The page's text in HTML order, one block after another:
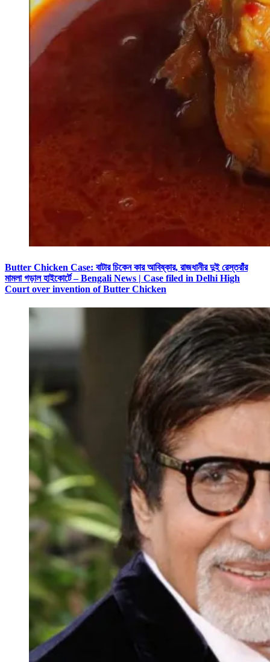
Butter Chicken Case: বাটার চিকেন কার আবিষ্কার, রাজধানীর দুই রেস্তরাঁর
মামলা গড়াল হাইকোর্টে – Bengali News | Case filed in Delhi High
Court over invention of Butter Chicken